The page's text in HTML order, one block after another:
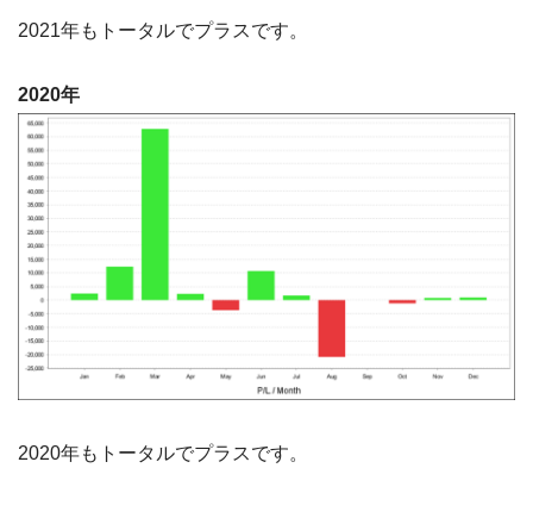
2021年もトータルでプラスです。
2020年
2020年もトータルでプラスです。